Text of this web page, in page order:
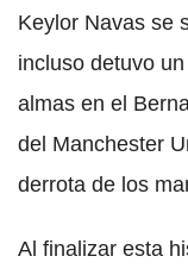
Keylor Navas se
incluso detuvo
almas en el
del Manchester
derrota de los
Al finalizar esta